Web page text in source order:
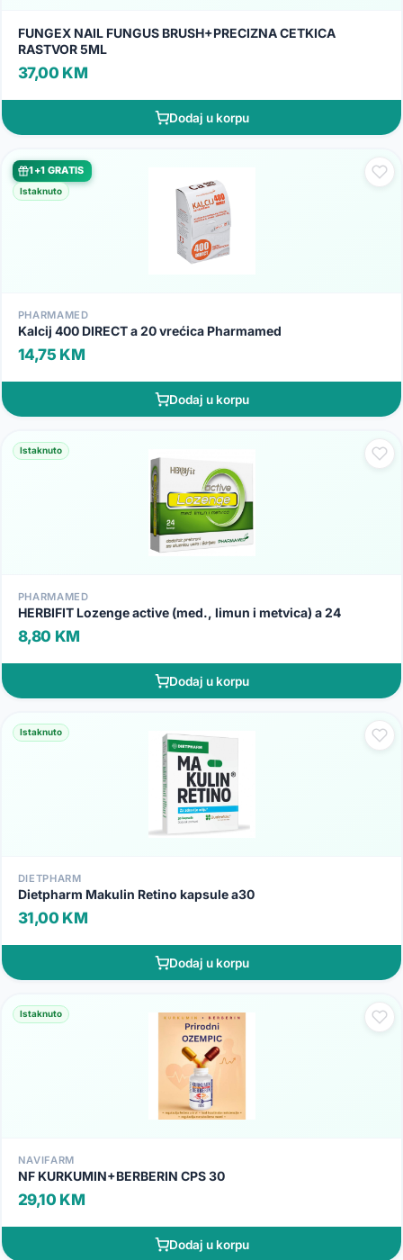
FUNGEX NAIL FUNGUS BRUSH+PRECIZNA CETKICA
RASTVOR 5ML
37,00 KM
Dodaj u korpu
1+1 GRATIS
Istaknuto
PHARMAMED
Kalcij 400 DIRECT a 20 vrećica Pharmamed
14,75 KM
Dodaj u korpu
Istaknuto
PHARMAMED
HERBIFIT Lozenge active (med., limun i metvica) a 24
8,80 KM
Dodaj u korpu
Istaknuto
DIETPHARM
Dietpharm Makulin Retino kapsule a30
31,00 KM
Dodaj u korpu
Istaknuto
NAVIFARM
NF KURKUMIN+BERBERIN CPS 30
29,10 KM
Dodaj u korpu